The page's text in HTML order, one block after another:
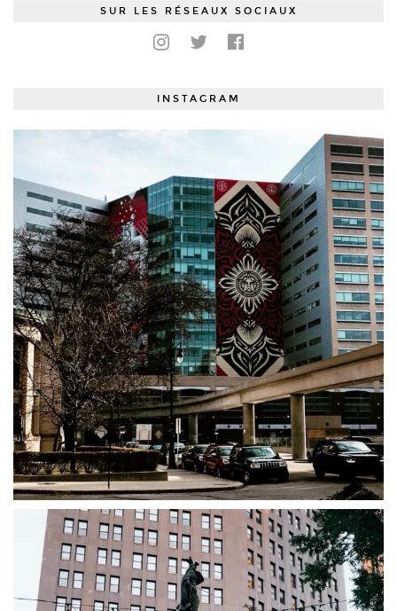
SUR LES RÉSEAUX SOCIAUX
INSTAGRAM